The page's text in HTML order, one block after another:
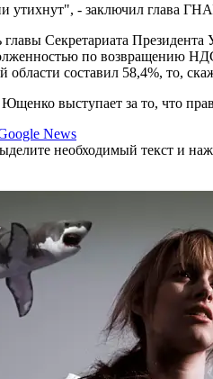
утихнут", - заключил глава
главы Секретариата
по возвращению
составил 58,4%, то,
выступает за то, что
News
необходимый текст и